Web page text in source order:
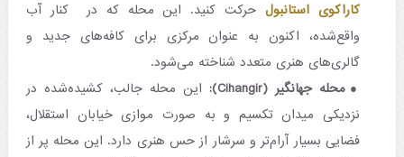
کاراکوی استانبولحرکت کنید. این محله که در کنار آب
واقع‌شده، اکنون به عنوان مرکزی برای کافه‌های جدید و
گالری‌های هنری متعدد شناخته می‌شود.
محله جهانگیر (Cihangir):
این محله جالب، کشیده‌شده در
نزدیکی میدان تکسیم و به صورت موازی خیابان استقلال،
فضایی بسیار آرام‌تر و سرشار از حس هنری دارد. این محله پر از